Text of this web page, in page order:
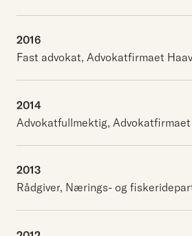
2016
Fast advokat, Advokatfirmaet
2014
Advokatfullmektig, Advokatfirmaet
2013
Rådgiver, Nærings- og